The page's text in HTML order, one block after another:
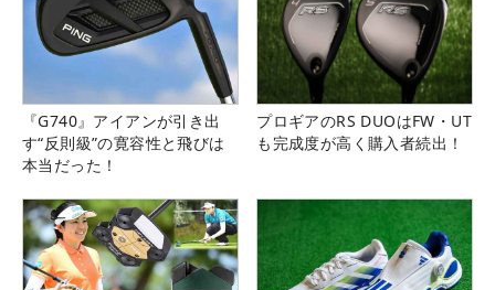
『G740』アイアンが引き出
す“反則級”の寛容性と飛びは
本当だった！
プロギアのRS DUOはFW・UT
も完成度が高く購入者続出！